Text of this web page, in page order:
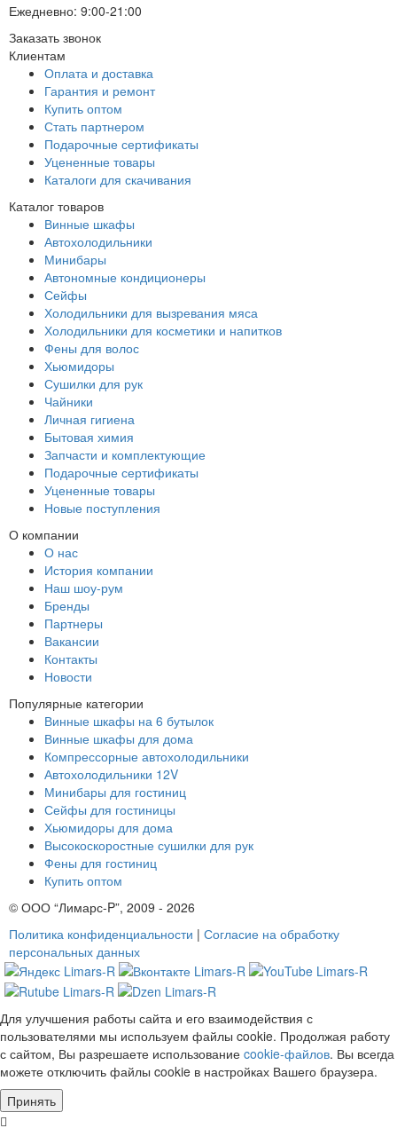
Ежедневно: 9:00-21:00
Заказать звонок
Клиентам
Оплата и доставка
Гарантия и ремонт
Купить оптом
Стать партнером
Подарочные сертификаты
Уцененные товары
Каталоги для скачивания
Каталог товаров
Винные шкафы
Автохолодильники
Минибары
Автономные кондиционеры
Сейфы
Холодильники для вызревания мяса
Холодильники для косметики и напитков
Фены для волос
Хьюмидоры
Сушилки для рук
Чайники
Личная гигиена
Бытовая химия
Запчасти и комплектующие
Подарочные сертификаты
Уцененные товары
Новые поступления
О компании
О нас
История компании
Наш шоу-рум
Бренды
Партнеры
Вакансии
Контакты
Новости
Популярные категории
Винные шкафы на 6 бутылок
Винные шкафы для дома
Компрессорные автохолодильники
Автохолодильники 12V
Минибары для гостиниц
Сейфы для гостиницы
Хьюмидоры для дома
Высокоскоростные сушилки для рук
Фены для гостиниц
Купить оптом
© ООО “Лимарс-P”, 2009 - 2026
Политика конфиденциальности | Согласие на обработку
персональных данных
Для улучшения работы сайта и его взаимодействия с
пользователями мы используем файлы cookie. Продолжая работу
с сайтом, Вы разрешаете использование cookie-файлов. Вы всегда
можете отключить файлы cookie в настройках Вашего браузера.
Принять